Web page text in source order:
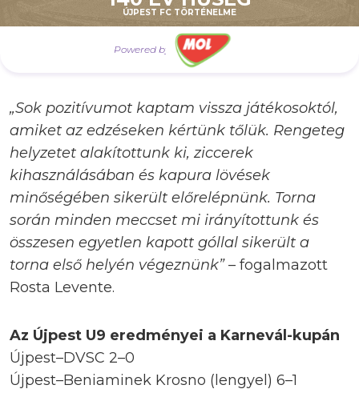
ÚJPEST FC TÖRTÉNELME
Powered by
U9
„Sok pozitívumot kaptam vissza játékosoktól,
amiket az edzéseken kértünk tőlük. Rengeteg
helyzetet alakítottunk ki, ziccerek
kihasználásában és kapura lövések
minőségében sikerült előrelépnünk. Torna
során minden meccset mi irányítottunk és
összesen egyetlen kapott góllal sikerült a
torna első helyén végeznünk”– fogalmazott
Rosta Levente.
Az Újpest U9 eredményei a Karnevál-kupán
Újpest–DVSC 2–0
Újpest–Beniaminek Krosno (lengyel) 6–1